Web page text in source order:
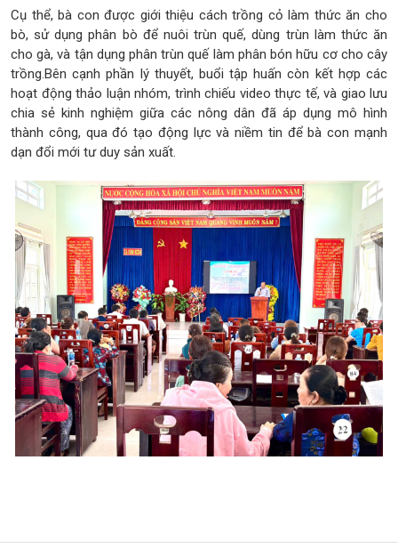
Cụ thể, bà con được giới thiệu cách trồng cỏ làm thức ăn cho
bò, sử dụng phân bò để nuôi trùn quế, dùng trùn làm thức ăn
cho gà, và tận dụng phân trùn quế làm phân bón hữu cơ cho cây
trồng.Bên cạnh phần lý thuyết, buổi tập huấn còn kết hợp các
hoạt động thảo luận nhóm, trình chiếu video thực tế, và giao lưu
chia sẻ kinh nghiệm giữa các nông dân đã áp dụng mô hình
thành công, qua đó tạo động lực và niềm tin để bà con mạnh
dạn đổi mới tư duy sản xuất.